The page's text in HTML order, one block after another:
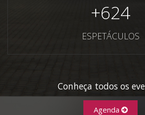
+624
ESPETÁCULOS
Conheça todos os
Agenda